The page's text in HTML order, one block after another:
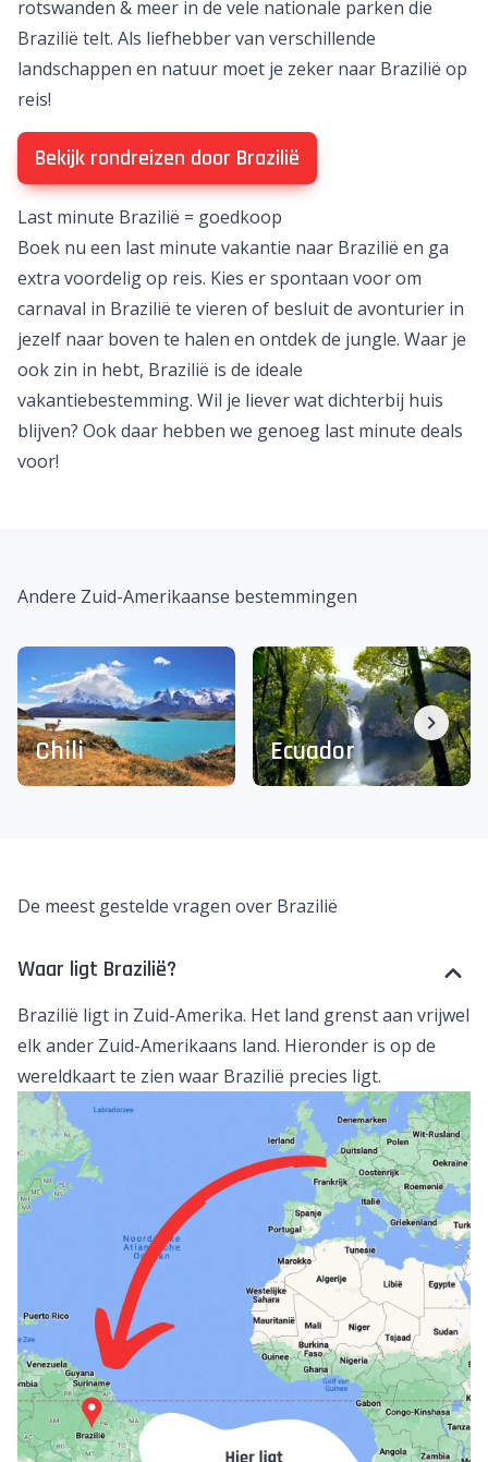
rotswanden & meer in de vele nationale parken die
Brazilië telt. Als liefhebber van verschillende
landschappen en natuur moet je zeker naar Brazilië op
reis!
Bekijk rondreizen door Brazilië
Last minute Brazilië = goedkoop
Boek nu een last minute vakantie naar Brazilië en ga
extra voordelig op reis. Kies er spontaan voor om
carnaval in Brazilië te vieren of besluit de avonturier in
jezelf naar boven te halen en ontdek de jungle. Waar je
ook zin in hebt, Brazilië is de ideale
vakantiebestemming. Wil je liever wat dichterbij huis
blijven? Ook daar hebben we genoeg last minute deals
voor!
Andere Zuid-Amerikaanse bestemmingen
Chili Ecuador
De meest gestelde vragen over Brazilië
Waar ligt Brazilië?
Brazilië ligt in Zuid-Amerika. Het land grenst aan vrijwel
elk ander Zuid-Amerikaans land. Hieronder is op de
wereldkaart te zien waar Brazilië precies ligt.